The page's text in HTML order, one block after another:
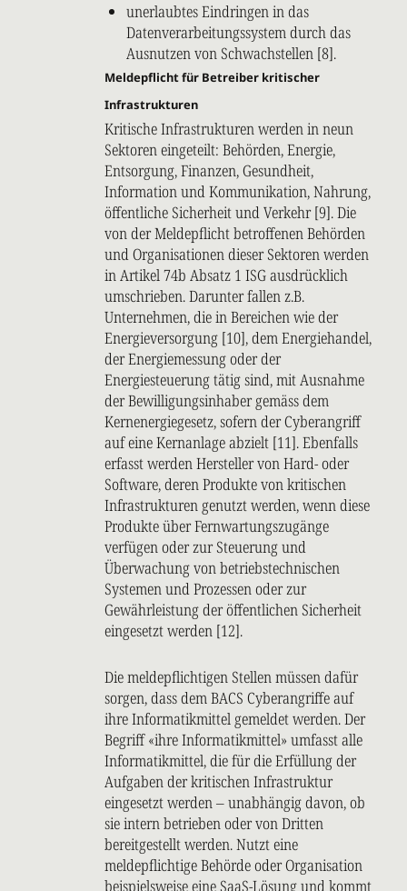
unerlaubtes Eindringen in das
Datenverarbeitungssystem durch das
Ausnutzen von Schwachstellen [8].
Meldepflicht für Betreiber kritischer
Infrastrukturen
Kritische Infrastrukturen werden in neun
Sektoren eingeteilt: Behörden, Energie,
Entsorgung, Finanzen, Gesundheit,
Information und Kommunikation, Nahrung,
öffentliche Sicherheit und Verkehr [9]. Die
von der Meldepflicht betroffenen Behörden
und Organisationen dieser Sektoren werden
in Artikel 74b Absatz 1 ISG ausdrücklich
umschrieben. Darunter fallen z.B.
Unternehmen, die in Bereichen wie der
Energieversorgung [10], dem Energiehandel,
der Energiemessung oder der
Energiesteuerung tätig sind, mit Ausnahme
der Bewilligungsinhaber gemäss dem
Kernenergiegesetz, sofern der Cyberangriff
auf eine Kernanlage abzielt [11]. Ebenfalls
erfasst werden Hersteller von Hard- oder
Software, deren Produkte von kritischen
Infrastrukturen genutzt werden, wenn diese
Produkte über Fernwartungszugänge
verfügen oder zur Steuerung und
Überwachung von betriebstechnischen
Systemen und Prozessen oder zur
Gewährleistung der öffentlichen Sicherheit
eingesetzt werden [12].
Die meldepflichtigen Stellen müssen dafür
sorgen, dass dem BACS Cyberangriffe auf
ihre Informatikmittel gemeldet werden. Der
Begriff «ihre Informatikmittel» umfasst alle
Informatikmittel, die für die Erfüllung der
Aufgaben der kritischen Infrastruktur
eingesetzt werden – unabhängig davon, ob
sie intern betrieben oder von Dritten
bereitgestellt werden. Nutzt eine
meldepflichtige Behörde oder Organisation
beispielsweise eine SaaS-Lösung und kommt